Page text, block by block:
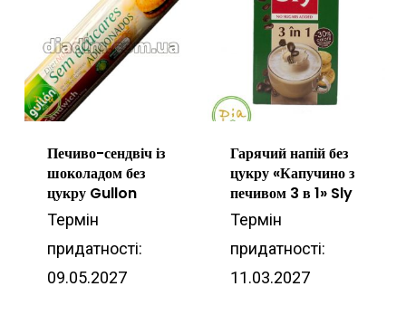
Печиво-сендвіч із
шоколадом без
цукру Gullon
Термін
придатності:
09.05.2027
Гарячий напій без
цукру «Капучино з
печивом 3 в 1» Sly
Термін
придатності:
11.03.2027